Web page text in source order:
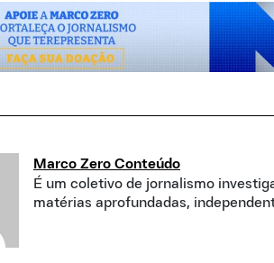
Marco Zero Conteúdo
É um coletivo de jornalismo
matérias aprofundadas,